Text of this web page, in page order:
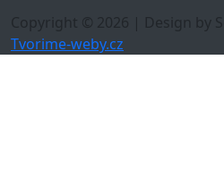
Copyright © 2026 | Design by
Tvorime-weby.cz